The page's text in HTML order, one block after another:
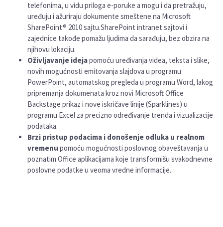
telefonima, u vidu priloga e-poruke a mogu i da pretražuju,
uređuju i ažuriraju dokumente smeštene na Microsoft
SharePoint® 2010 sajtu.SharePoint intranet sajtovi i
zajednice takođe pomažu ljudima da sarađuju, bez obzira na
njihovu lokaciju.
Oživljavanje idejapomoću uređivanja videa, teksta i slike,
novih mogućnosti emitovanja slajdova u programu
PowerPoint, automatskog pregleda u programu Word, lakog
pripremanja dokumenata kroz novi Microsoft Office
Backstage prikaz i nove iskričave linije (Sparklines) u
programu Excel za precizno određivanje trenda i vizualizacije
podataka.
Brzi pristup podacima i donošenje odluka u realnom
vremenu pomoću mogućnosti poslovnog obaveštavanja u
poznatim Office aplikacijama koje transformišu svakodnevne
poslovne podatke u veoma vredne informacije.